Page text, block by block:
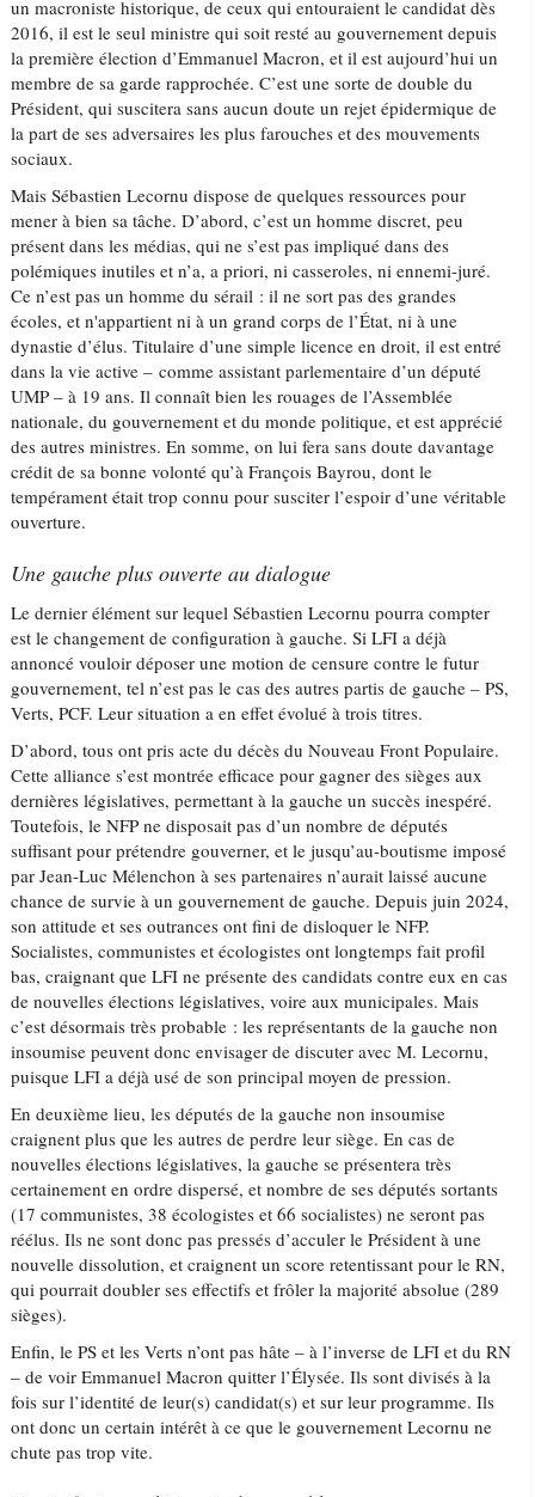
un macroniste historique, de ceux qui entouraient le candidat dès
2016, il est le seul ministre qui soit resté au gouvernement depuis
la première élection d’Emmanuel Macron, et il est aujourd’hui un
membre de sa garde rapprochée. C’est une sorte de double du
Président, qui suscitera sans aucun doute un rejet épidermique de
la part de ses adversaires les plus farouches et des mouvements
sociaux.
Mais Sébastien Lecornu dispose de quelques ressources pour
mener à bien sa tâche. D’abord, c’est un homme discret, peu
présent dans les médias, qui ne s’est pas impliqué dans des
polémiques inutiles et n’a, a priori, ni casseroles, ni ennemi-juré.
Ce n’est pas un homme du sérail : il ne sort pas des grandes
écoles, et n'appartient ni à un grand corps de l’État, ni à une
dynastie d’élus. Titulaire d’une simple licence en droit, il est entré
dans la vie active – comme assistant parlementaire d’un député
UMP – à 19 ans. Il connaît bien les rouages de l’Assemblée
nationale, du gouvernement et du monde politique, et est apprécié
des autres ministres. En somme, on lui fera sans doute davantage
crédit de sa bonne volonté qu’à François Bayrou, dont le
tempérament était trop connu pour susciter l’espoir d’une véritable
ouverture.
Une gauche plus ouverte au dialogue
Le dernier élément sur lequel Sébastien Lecornu pourra compter
est le changement de configuration à gauche. Si LFI a déjà
annoncé vouloir déposer une motion de censure contre le futur
gouvernement, tel n’est pas le cas des autres partis de gauche – PS,
Verts, PCF. Leur situation a en effet évolué à trois titres.
D’abord, tous ont pris acte du décès du Nouveau Front Populaire.
Cette alliance s’est montrée efficace pour gagner des sièges aux
dernières législatives, permettant à la gauche un succès inespéré.
Toutefois, le NFP ne disposait pas d’un nombre de députés
suffisant pour prétendre gouverner, et le jusqu’au-boutisme imposé
par Jean-Luc Mélenchon à ses partenaires n’aurait laissé aucune
chance de survie à un gouvernement de gauche. Depuis juin 2024,
son attitude et ses outrances ont fini de disloquer le NFP.
Socialistes, communistes et écologistes ont longtemps fait profil
bas, craignant que LFI ne présente des candidats contre eux en cas
de nouvelles élections législatives, voire aux municipales. Mais
c’est désormais très probable : les représentants de la gauche non
insoumise peuvent donc envisager de discuter avec M. Lecornu,
puisque LFI a déjà usé de son principal moyen de pression.
En deuxième lieu, les députés de la gauche non insoumise
craignent plus que les autres de perdre leur siège. En cas de
nouvelles élections législatives, la gauche se présentera très
certainement en ordre dispersé, et nombre de ses députés sortants
(17 communistes, 38 écologistes et 66 socialistes) ne seront pas
réélus. Ils ne sont donc pas pressés d’acculer le Président à une
nouvelle dissolution, et craignent un score retentissant pour le RN,
qui pourrait doubler ses effectifs et frôler la majorité absolue (289
sièges).
Enfin, le PS et les Verts n’ont pas hâte – à l’inverse de LFI et du RN
– de voir Emmanuel Macron quitter l’Élysée. Ils sont divisés à la
fois sur l’identité de leur(s) candidat(s) et sur leur programme. Ils
ont donc un certain intérêt à ce que le gouvernement Lecornu ne
chute pas trop vite.